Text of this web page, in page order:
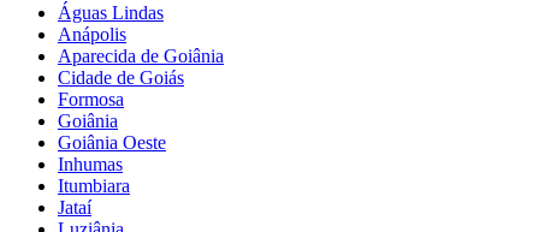
Águas Lindas
Anápolis
Aparecida de Goiânia
Cidade de Goiás
Formosa
Goiânia
Goiânia Oeste
Inhumas
Itumbiara
Jataí